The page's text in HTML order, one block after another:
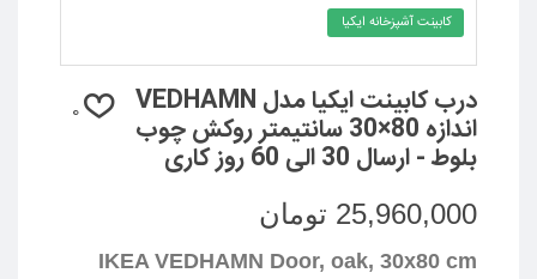
کابینت آشپزخانه ایکیا
درب کابینت ایکیا مدل VEDHAMN
اندازه 80×30 سانتیمتر روکش چوب
بلوط - ارسال 30 الی 60 روز کاری
0
25,960,000 تومان
IKEA VEDHAMN Door, oak, 30x80 cm